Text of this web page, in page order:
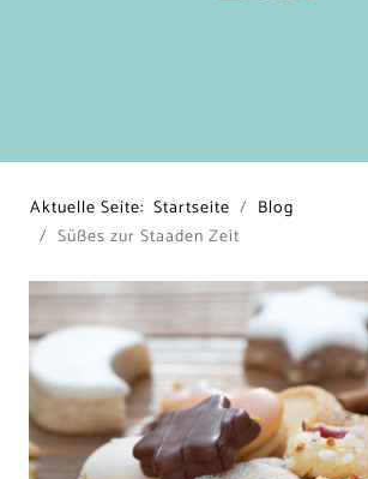
Aktuelle Seite: Startseite
Blog
Süßes zur Staaden Zeit